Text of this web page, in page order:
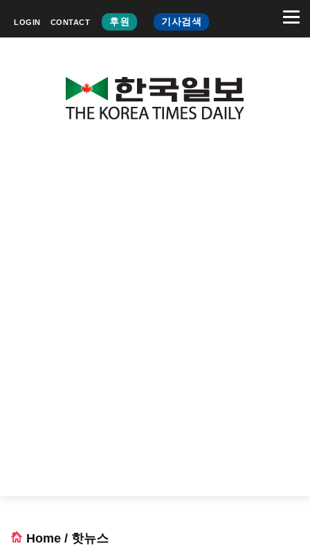
LOGIN CONTACT 후원 기사검색
Home / 핫뉴스